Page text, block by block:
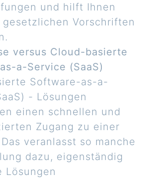
und hilft Ihnen
Vorschriften
versus Cloud-basierte
a-Service (SaaS)
Software-as-a-
- Lösungen
einen schnellen und
Zugang zu einer
veranlasst so manche
dazu, eigenständig
Lösungen